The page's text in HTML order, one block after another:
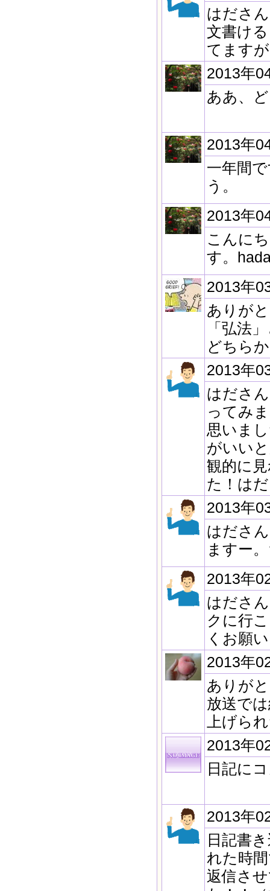
はださ
文書け
てます
2013年
ああ、
2013年
一年間
う。
2013年
こんに
す。
2013年
ありが
「弘法
どちら
2013年
はださ
ってみ
思いま
がいい
観的に
た！は
2013年
はださ
ますー
2013年
はださ
クに行
くお願
2013年
ありが
放送で
上げら
2013年
日記に
2013年
日記書
れた時
返信さ